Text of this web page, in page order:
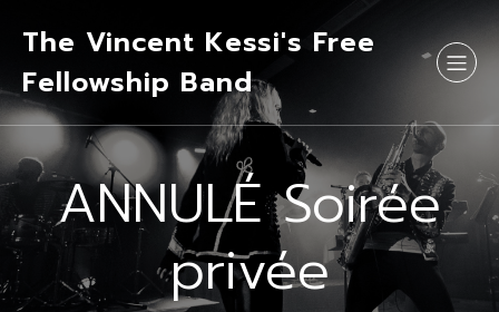
The Vincent Kessi's Free
Fellowship Band
ANNULÉ Soirée
privée